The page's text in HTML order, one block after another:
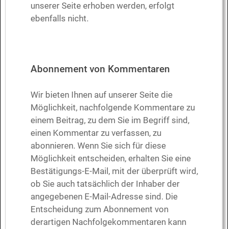
unserer Seite erhoben werden, erfolgt
ebenfalls nicht.
Abonnement von Kommentaren
Wir bieten Ihnen auf unserer Seite die
Möglichkeit, nachfolgende Kommentare zu
einem Beitrag, zu dem Sie im Begriff sind,
einen Kommentar zu verfassen, zu
abonnieren. Wenn Sie sich für diese
Möglichkeit entscheiden, erhalten Sie eine
Bestätigungs-E-Mail, mit der überprüft wird,
ob Sie auch tatsächlich der Inhaber der
angegebenen E-Mail-Adresse sind. Die
Entscheidung zum Abonnement von
derartigen Nachfolgekommentaren kann